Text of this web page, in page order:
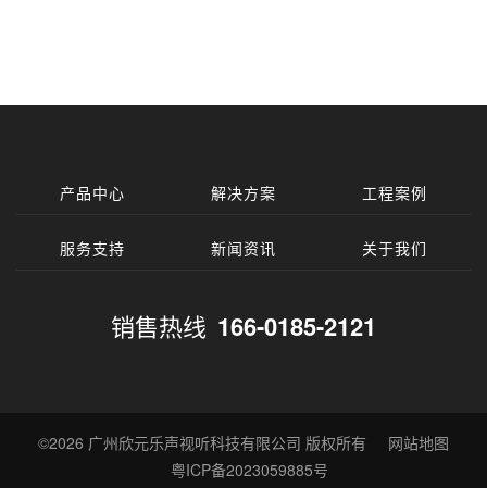
产品中心 解决方案 工程案例
服务支持 新闻资讯 关于我们
销售热线 166-0185-2121
©2026 广州欣元乐声视听科技有限公司 版权所有
网站地图
粤ICP备2023059885号